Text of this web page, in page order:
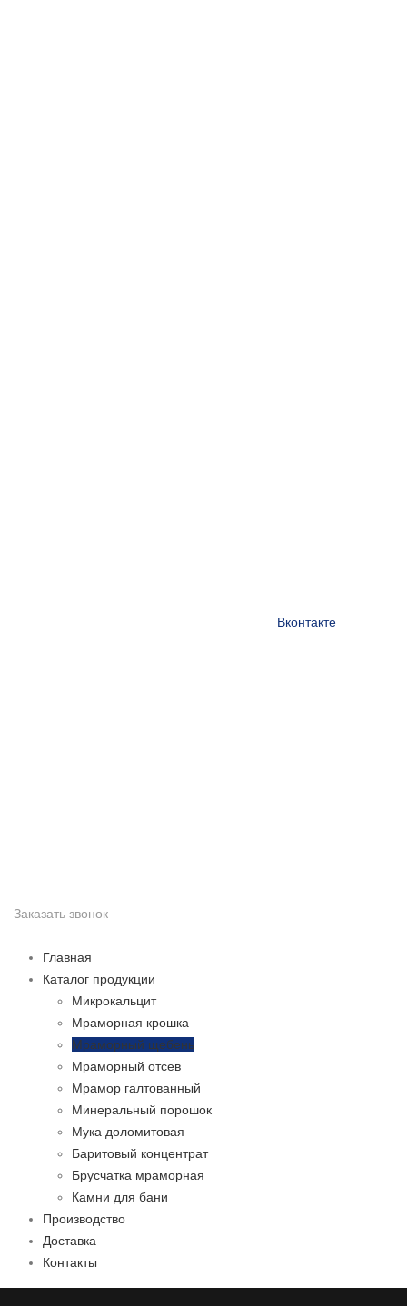
Вконтакте
Заказать звонок
Главная
Каталог продукции
Микрокальцит
Мраморная крошка
Мраморный щебень
Мраморный отсев
Мрамор галтованный
Минеральный порошок
Мука доломитовая
Баритовый концентрат
Брусчатка мраморная
Камни для бани
Производство
Доставка
Контакты